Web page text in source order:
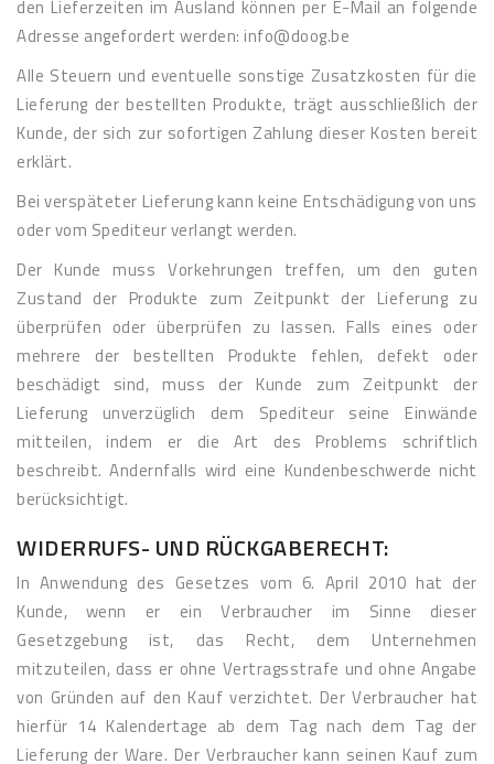
den Lieferzeiten im Ausland können per E-Mail an folgende
Adresse angefordert werden: info@doog.be
Alle Steuern und eventuelle sonstige Zusatzkosten für die
Lieferung der bestellten Produkte, trägt ausschließlich der
Kunde, der sich zur sofortigen Zahlung dieser Kosten bereit
erklärt.
Bei verspäteter Lieferung kann keine Entschädigung von uns
oder vom Spediteur verlangt werden.
Der Kunde muss Vorkehrungen treffen, um den guten
Zustand der Produkte zum Zeitpunkt der Lieferung zu
überprüfen oder überprüfen zu lassen. Falls eines oder
mehrere der bestellten Produkte fehlen, defekt oder
beschädigt sind, muss der Kunde zum Zeitpunkt der
Lieferung unverzüglich dem Spediteur seine Einwände
mitteilen, indem er die Art des Problems schriftlich
beschreibt. Andernfalls wird eine Kundenbeschwerde nicht
berücksichtigt.
WIDERRUFS- UND RÜCKGABERECHT:
In Anwendung des Gesetzes vom 6. April 2010 hat der
Kunde, wenn er ein Verbraucher im Sinne dieser
Gesetzgebung ist, das Recht, dem Unternehmen
mitzuteilen, dass er ohne Vertragsstrafe und ohne Angabe
von Gründen auf den Kauf verzichtet. Der Verbraucher hat
hierfür 14 Kalendertage ab dem Tag nach dem Tag der
Lieferung der Ware. Der Verbraucher kann seinen Kauf zum